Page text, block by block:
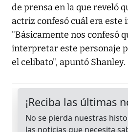
de prensa en la que reveló
actriz confesó cuál era este
"Básicamente nos confesó
interpretar este personaje
el celibato", apuntó Shanley.